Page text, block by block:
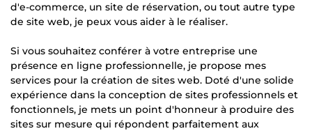
d'e-commerce, un site de réservation, ou tout autre type
de site web, je peux vous aider à le réaliser.
Si vous souhaitez conférer à votre entreprise une
présence en ligne professionnelle, je propose mes
services pour la création de sites web. Doté d'une solide
expérience dans la conception de sites professionnels et
fonctionnels, je mets un point d'honneur à produire des
sites sur mesure qui répondent parfaitement aux